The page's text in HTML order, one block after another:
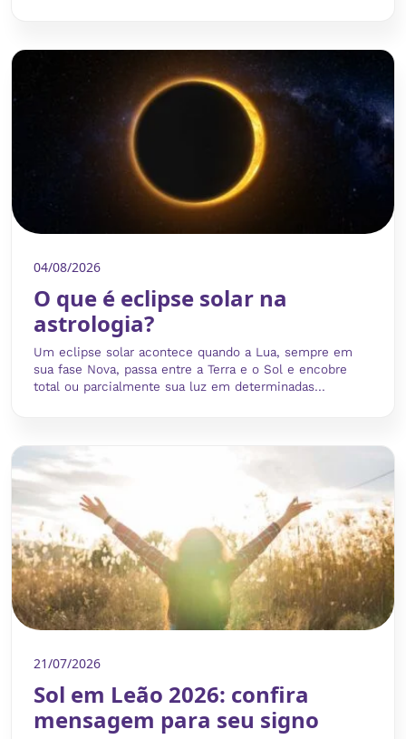
04/08/2026
O que é eclipse solar na
astrologia?
Um eclipse solar acontece quando a Lua, sempre em
sua fase Nova, passa entre a Terra e o Sol e encobre
total ou parcialmente sua luz em determinadas...
21/07/2026
Sol em Leão 2026: confira
mensagem para seu signo